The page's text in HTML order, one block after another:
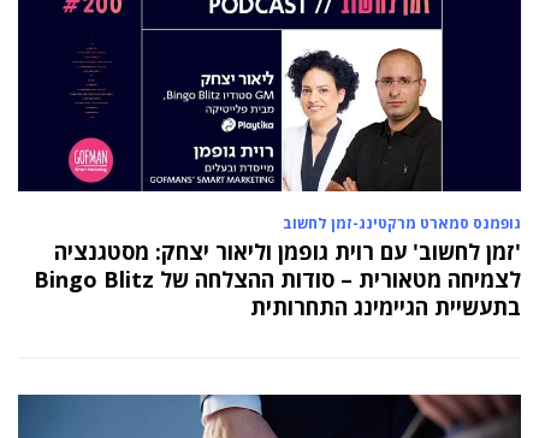
גופמנס סמארט מרקטינג-זמן לחשוב
'זמן לחשוב' עם רוית גופמן וליאור יצחק: מסטגנציה
לצמיחה מטאורית – סודות ההצלחה של Bingo Blitz
בתעשיית הגיימינג התחרותית